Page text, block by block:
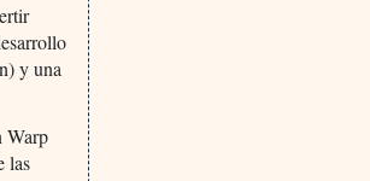
y una
Warp
las